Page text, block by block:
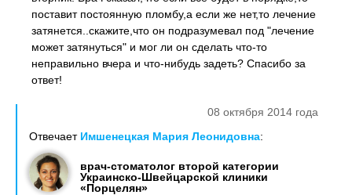
поставит постоянную пломбу,а если же нет,то лечение
затянется..скажите,что он подразумевал под "лечение
может затянуться" и мог ли он сделать что-то
неправильно вчера и что-нибудь задеть? Спасибо за
ответ!
08 октября 2014 года
Отвечает Имшенецкая Мария Леонидовна:
врач-стоматолог второй категории
Украинско-Швейцарской клиники
«Порцелян»